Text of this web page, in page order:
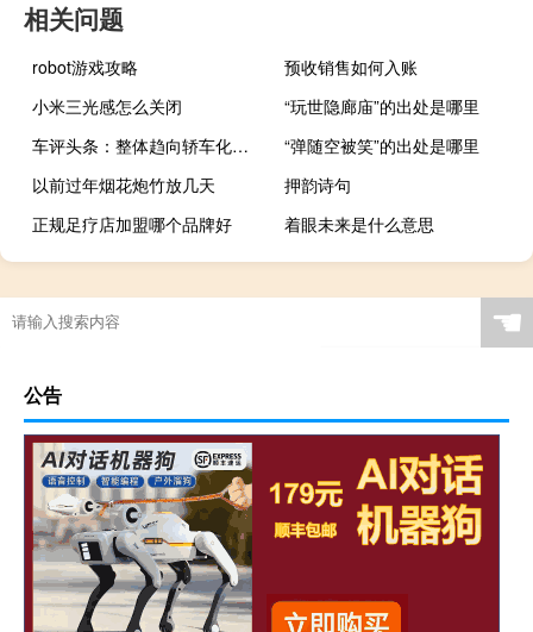
相关问题
robot游戏攻略
预收销售如何入账
小米三光感怎么关闭
“玩世隐廊庙”的出处是哪里
车评头条：整体趋向轿车化特征 开瑞K50 S试驾体验
“弹随空被笑”的出处是哪里
以前过年烟花炮竹放几天
押韵诗句
正规足疗店加盟哪个品牌好
着眼未来是什么意思
☚
公告